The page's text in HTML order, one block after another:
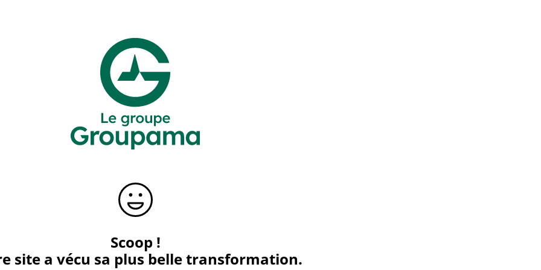
Scoop !
site a vécu sa plus belle transformation.